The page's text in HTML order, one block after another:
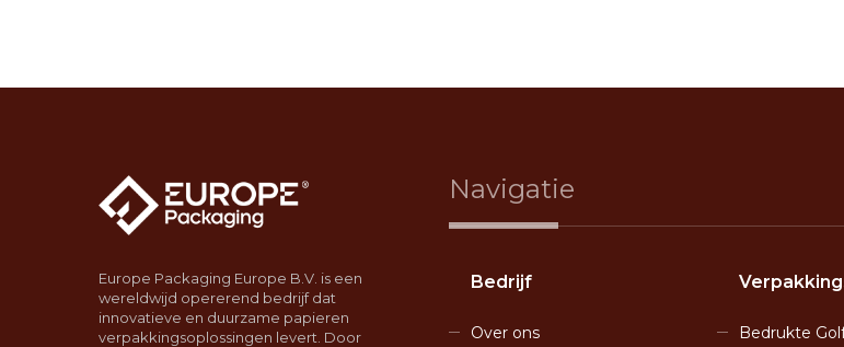
Europe Packaging Europe B.V. is een
wereldwijd opererend bedrijf dat
innovatieve en duurzame papieren
verpakkingsoplossingen levert. Door
Navigatie
Bedrijf
Over ons
Bedrukte